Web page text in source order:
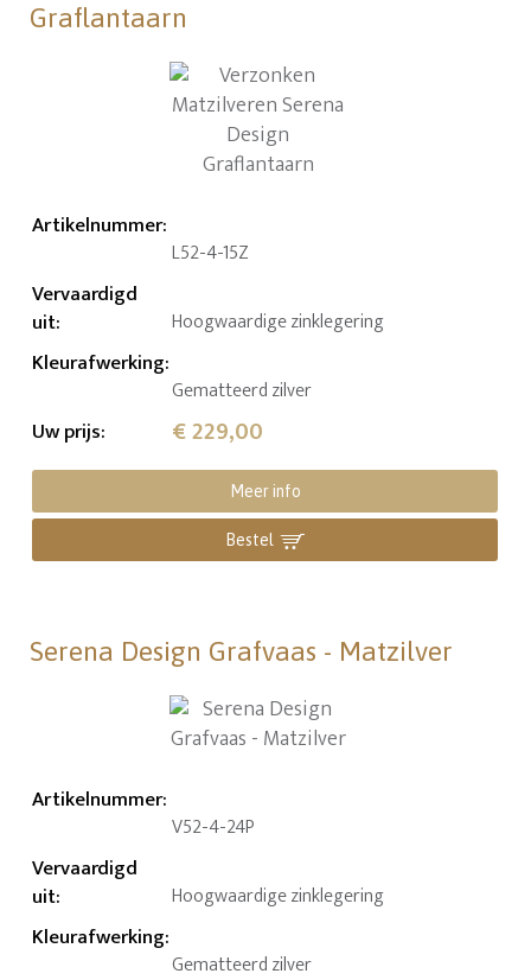
Graflantaarn
Artikelnummer:
L52-4-15Z
Vervaardigd
uit: Hoogwaardige zinklegering
Kleurafwerking:
Gematteerd zilver
Uw prijs: € 229,00
Meer info
Bestel
Serena Design Grafvaas - Matzilver
Artikelnummer:
V52-4-24P
Vervaardigd
uit: Hoogwaardige zinklegering
Kleurafwerking:
Gematteerd zilver